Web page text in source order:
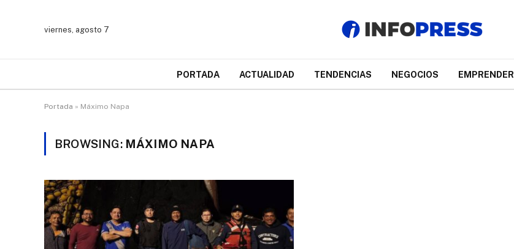
viernes, agosto 7
PORTADA ACTUALIDAD TENDENCIAS NEGOCIOS EMPRENDER
Portada » Máximo Napa
BROWSING: MÁXIMO NAPA